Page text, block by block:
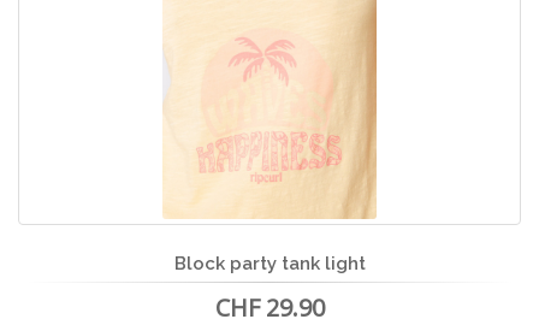
Block party tank light
CHF 29.90